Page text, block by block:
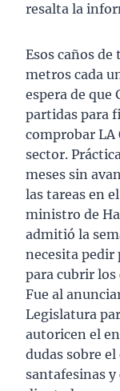
resalta la
Esos caños
metros cada
espera de que
partidas para
comprobar LA
sector.
meses sin
las tareas en
ministro de
admitió la
necesita pedir
para cubrir
Fue al
Legislatura
autoricen el
dudas sobre
santafesinas